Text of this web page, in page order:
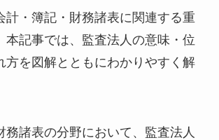
計・簿記・財務諸表に関連する重
本記事では、監査法人の意味・位
方を図解とともにわかりやすく解
務諸表の分野において、監査法人